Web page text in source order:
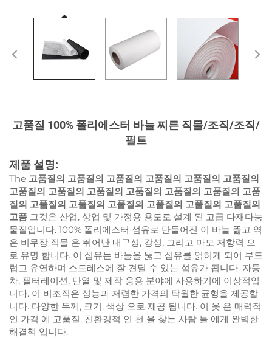
고품질 100% 폴리에스터 바늘 찌른 직물/조직/조직/
필트
제품 설명:
The 고품질의 고품질의 고품질의 고품질의 고품질의 고품질의
고품질의 고품질의 고품질의 고품질의 고품질의 고품질의 고품
질의 고품질의 고품질의 고품질의 고품질의 고품질의 고품질의
고품 그것은 산업, 상업 및 가정용 용도로 설계 된 고급 다재다능
물질입니다. 100% 폴리에스터 섬유로 만들어진 이 바늘 뚫고 엮
은 비무장 직물 은 뛰어난 내구성, 강성, 그리고 마모 저항력 으
로 유명 합니다. 이 섬유는 바늘을 뚫고 섬유를 얽히게 되어 부드
럽고 유연하며 스트레스에 잘 견딜 수 있는 섬유가 됩니다. 자동
차, 필터레이션, 단열 및 제작 응용 분야에 사용하기에 이상적입
니다. 이 비조직은 성능과 저렴한 가격의 탁월한 균형을 제공합
니다. 다양한 두께, 크기, 색상 으로 제공 됩니다. 이 옷 은 매력적
인 가격 에 고품질, 친환경적 인 천 을 찾는 사람 들 에게 완벽한
해결책 입니다.